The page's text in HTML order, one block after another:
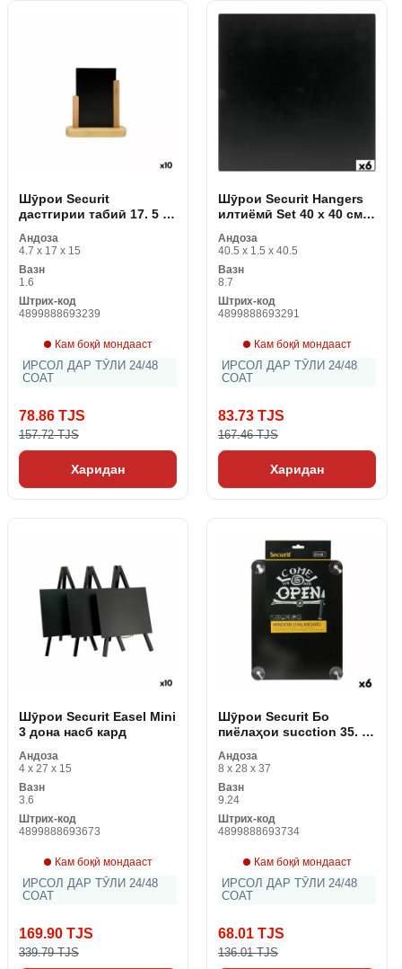
Шӯрои Securit
дастгирии табиӣ 17. 5 х
Андоза
4.7 x 17 x 15
Вазн
1.6
Штрих-код
4899888693239
Кам боқӣ мондааст
ИРСОЛ ДАР ТӮЛИ 24/48
СОАТ
78.86 TJS
157.72 TJS
Харидан
Шӯрои Securit Hangers
илтиёмӣ Set 40 x 40 см 6
Андоза
40.5 x 1.5 x 40.5
Вазн
8.7
Штрих-код
4899888693291
Кам боқӣ мондааст
ИРСОЛ ДАР ТӮЛИ 24/48
СОАТ
83.73 TJS
167.46 TJS
Харидан
Шӯрои Securit Easel Mini
3 дона насб кард
Андоза
4 x 27 x 15
Вазн
3.6
Штрих-код
4899888693673
Кам боқӣ мондааст
ИРСОЛ ДАР ТӮЛИ 24/48
СОАТ
169.90 TJS
339.79 TJS
Шӯрои Securit Бо
пиёлаҳои sucction 35. 6
Андоза
8 x 28 x 37
Вазн
9.24
Штрих-код
4899888693734
Кам боқӣ мондааст
ИРСОЛ ДАР ТӮЛИ 24/48
СОАТ
68.01 TJS
136.01 TJS